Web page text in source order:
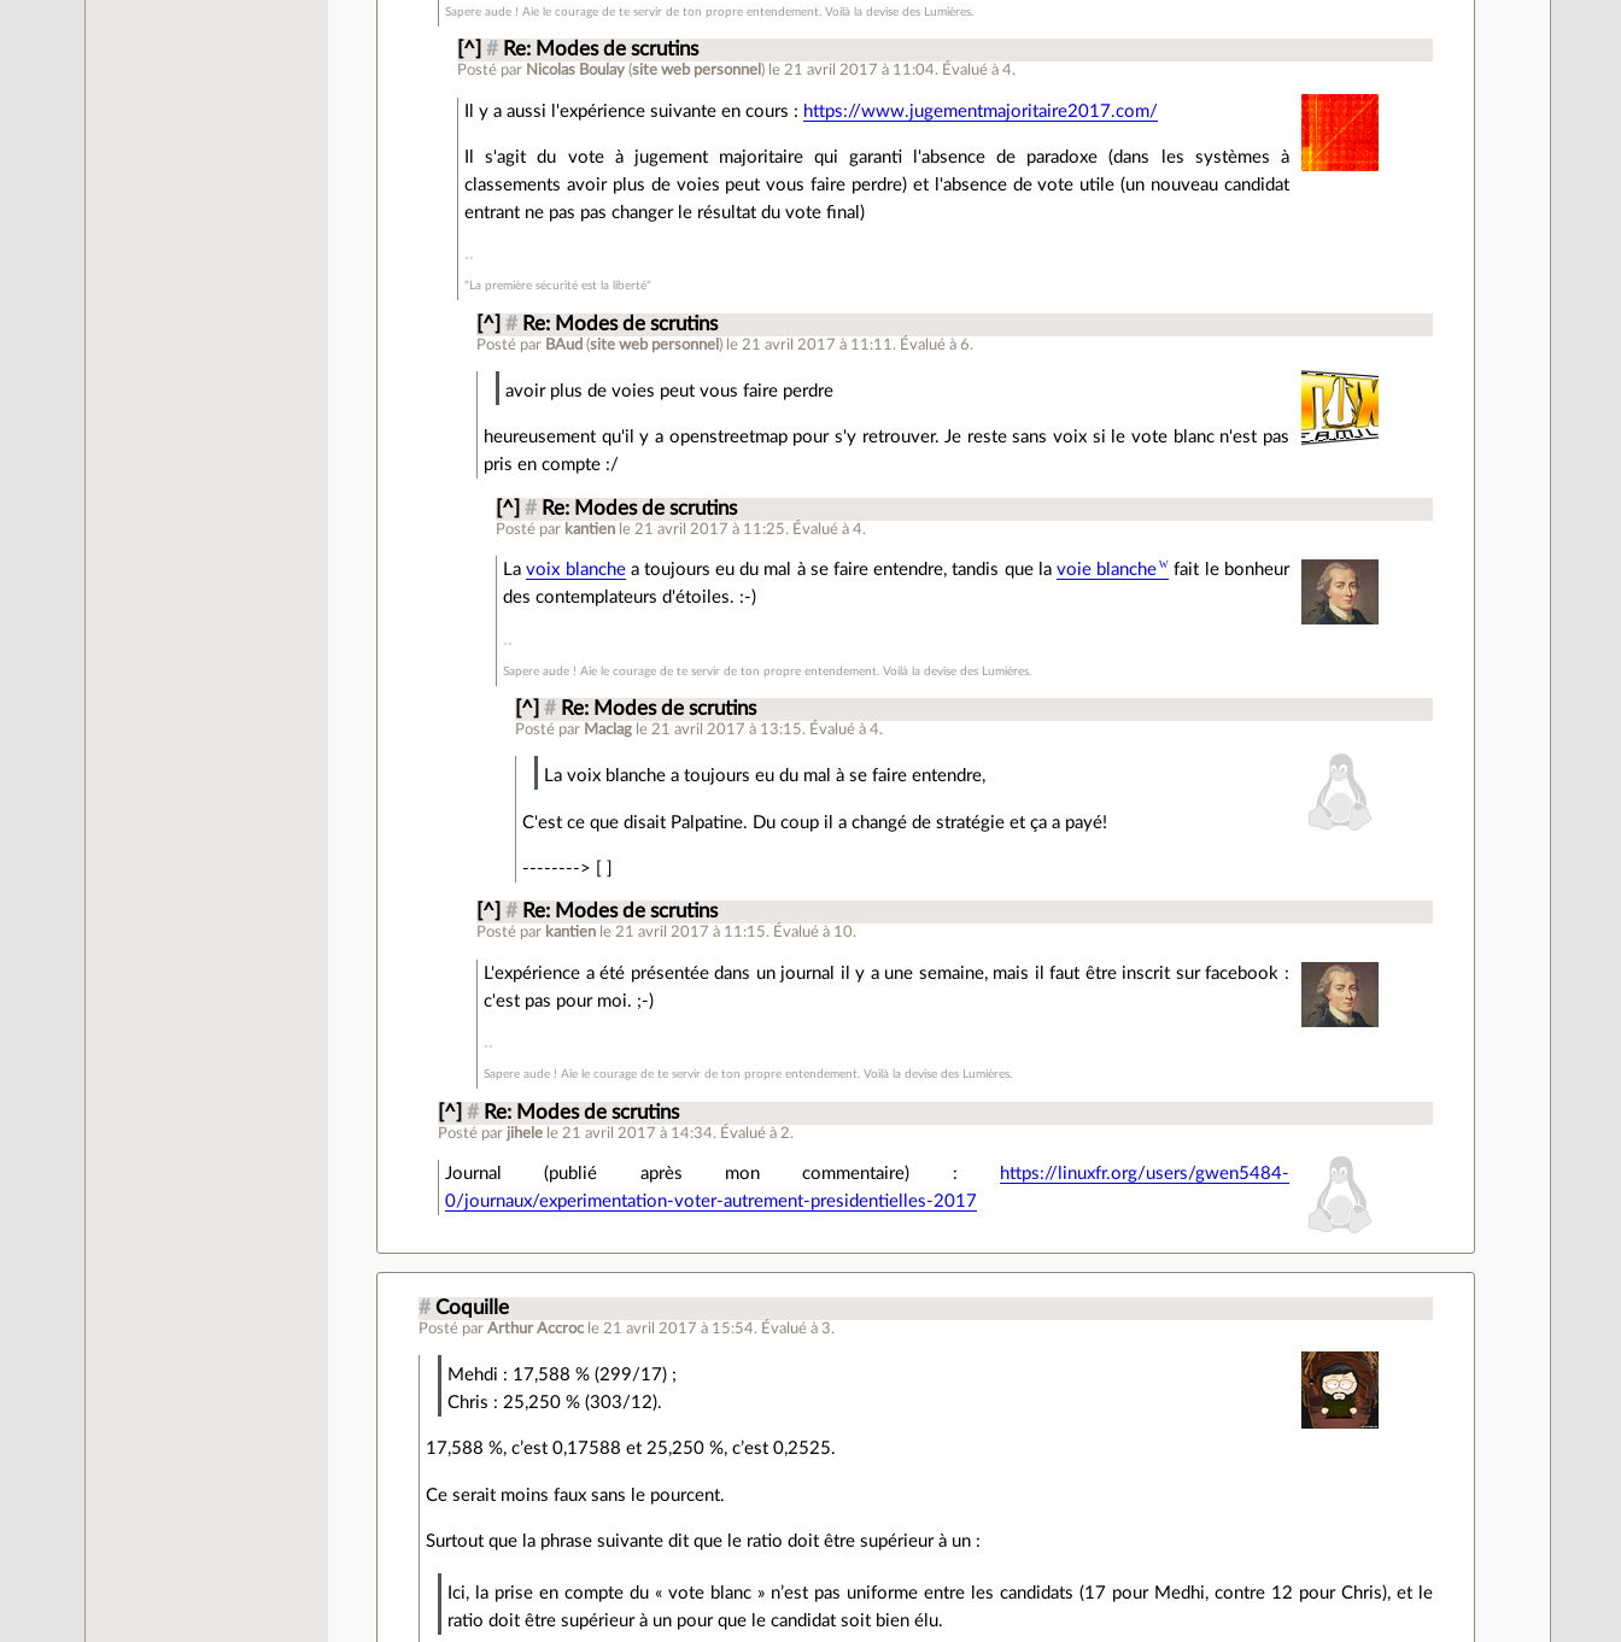
Sapere aude ! Aie le courage de te servir de ton propre entendement. Voilà la devise des Lumières.
[^] # Re: Modes de scrutins
Posté par Nicolas Boulay (site web personnel ) le 21 avril 2017 à 11:04. Évalué à4.
Il y a aussi l'expérience suivante en cours : https://www.jugementmajoritaire2017.com/
Il s'agit du vote à jugement majoritaire qui garanti l'absence de paradoxe (dans les systèmes à
classements avoir plus de voies peut vous faire perdre) et l'absence de vote utile (un nouveau candidat
entrant ne pas pas changer le résultat du vote final)
"La première sécurité est la liberté"
[^] # Re: Modes de scrutins
Posté par BAud (site web personnel ) le 21 avril 2017 à 11:11 . Évalué à6.
avoir plus de voies peut vous faire perdre
heureusement qu'il y a openstreetmap pour s'y retrouver. Je reste sans voix si le vote blanc n'est pas
pris en compte :/
[^] # Re: Modes de scrutins
Posté par kantien le 21 avril 2017 à 11:25. Évalué à4.
Lavoix blanchea toujours eu du mal à se faire entendre, tandis que la voie blanche
fait le bonheur
des contemplateurs d'étoiles. :-)
Sapere aude ! Aie le courage de te servir de ton propre entendement. Voilà la devise des Lumières.
[^] # Re: Modes de scrutins
Posté par Maclag le 21 avril 2017 à 13:15. Évalué à4.
La voix blanche a toujours eu du mal à se faire entendre,
C'est ce que disait Palpatine. Du coup il a changé de stratégie et ça a payé!
--------> [ ]
[^] # Re: Modes de scrutins
Posté par kantien le 21 avril 2017 à 11:15. Évalué à 10.
L'expérience a été présentée dans un journal il y a une semaine, mais il faut être inscrit sur facebook :
c'est pas pour moi. ;-)
Sapere aude ! Aie le courage de te servir de ton propre entendement. Voilà la devise des Lumières.
[^] # Re: Modes de scrutins
Posté par jihele le 21 avril 2017 à 14:34. Évalué à 2.
Journal (publié après mon commentaire) :
https://linuxfr.org/users/gwen5484-
0/journaux/experimentation-voter-autrement-presidentielles-2017
# Coquille
Posté parArthur Accroc le 21 avril 2017 à 15:54. Évalué à 3.
Mehdi : 17,588 % (299/17) ;
Chris : 25,250 % (303/12).
17,588 %, c’est 0,17588 et 25,250 %, c’est 0,2525.
Ce serait moins faux sans le pourcent.
Surtout que la phrase suivante dit que le ratio doit être supérieur à un :
Ici, la prise en compte du « vote blanc » n’est pas uniforme entre les candidats (17 pour Medhi, contre 12 pour Chris), et le
ratio doit être supérieur à un pour que le candidat soit bien élu.